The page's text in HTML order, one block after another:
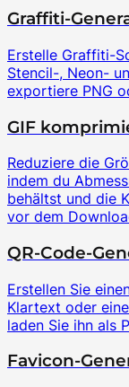
Graffiti-
Erstelle Graffiti-
Stencil-, Neon-
exportiere PNG
GIF
Reduziere die
indem du
behältst und die
vor dem
QR-Code-
Erstellen Sie
Klartext oder
laden Sie ihn als
Favicon-